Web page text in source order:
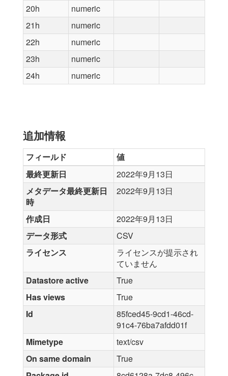
20h
numeric
21h
numeric
22h
numeric
23h
numeric
24h
numeric
追加情報
フィールド
値
最終更新日
2022年9月13日
メタデータ最終更新日
時
2022年9月13日
作成日
2022年9月13日
データ形式
CSV
ライセンス
ライセンスが提示され
ていません
Datastore active
True
Has views
True
Id
85fced45-9cd1-46cd-
91c4-76ba7afdd01f
Mimetype
text/csv
On same domain
True